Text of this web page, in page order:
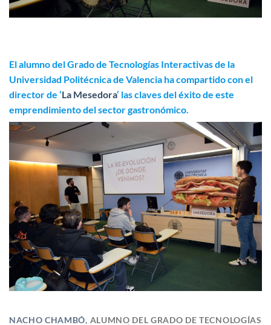
El alumno del Grado de Tecnologías Interactivas de la
Universidad Politécnica de Valencia ha compartidocon el
director de ‘La Mesedora‘ las claves del éxitode este
emprendimiento del sector gastronómico.
NACHO CHAMBÓ, ALUMNO DEL GRADO DE TECNOLOGÍAS